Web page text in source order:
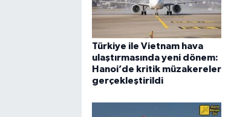
Türkiye ile Vietnam hava
ulaştırmasında yeni dönem:
Hanoi’de kritik müzakereler
gerçekleştirildi